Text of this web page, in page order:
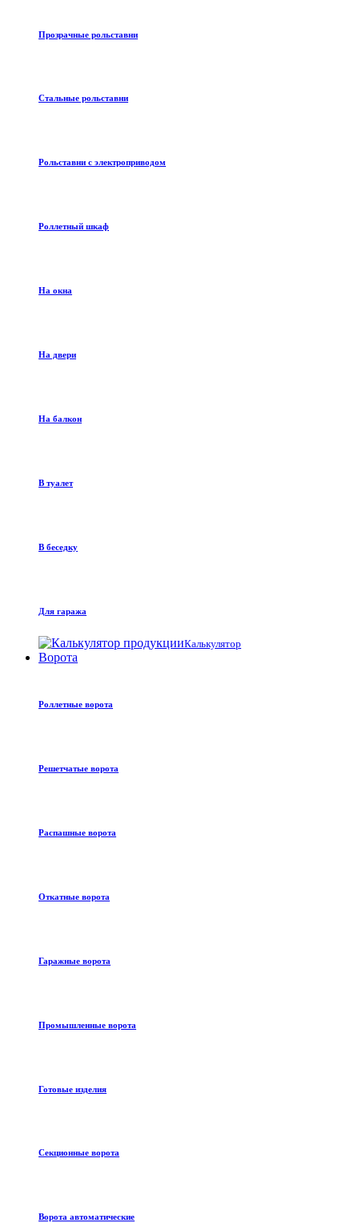
Прозрачные рольставни
Стальные рольставни
Рольставни с электроприводом
Роллетный шкаф
На окна
На двери
На балкон
В туалет
В беседку
Для гаража
Калькулятор
Ворота
Роллетные ворота
Решетчатые ворота
Распашные ворота
Откатные ворота
Гаражные ворота
Промышленные ворота
Готовые изделия
Секционные ворота
Ворота автоматические